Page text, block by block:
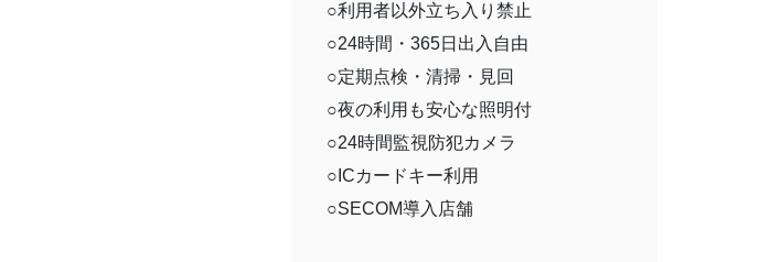
○利用者以外立ち入り禁止
○24時間・365日出入自由
○定期点検・清掃・見回
○夜の利用も安心な照明付
○24時間監視防犯カメラ
○ICカードキー利用
○SECOM導入店舗